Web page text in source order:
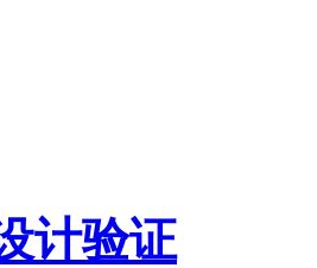
计验证